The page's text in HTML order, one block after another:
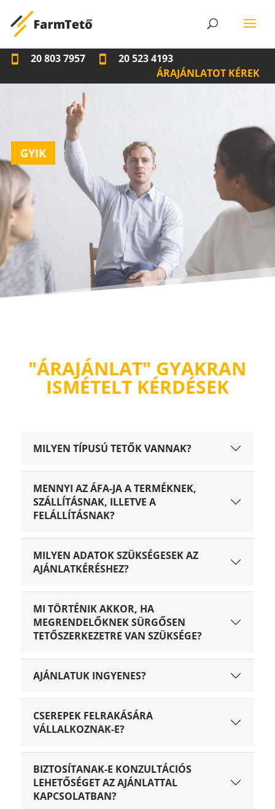
20 803 7957
20 523 4193
ÁRAJÁNLATOT KÉREK
GYIK
"ÁRAJÁNLAT" GYAKRAN
ISMÉTELT KÉRDÉSEK
MILYEN TÍPUSÚ TETŐK VANNAK?
MENNYI AZ ÁFA-JA A TERMÉKNEK,
SZÁLLÍTÁSNAK, ILLETVE A
FELÁLLÍTÁSNAK?
MILYEN ADATOK SZÜKSÉGESEK AZ
AJÁNLATKÉRÉSHEZ?
MI TÖRTÉNIK AKKOR, HA
MEGRENDELŐKNEK SÜRGŐSEN
TETŐSZERKEZETRE VAN SZÜKSÉGE?
AJÁNLATUK INGYENES?
CSEREPEK FELRAKÁSÁRA
VÁLLALKOZNAK-E?
BIZTOSÍTANAK-E KONZULTÁCIÓS
LEHETŐSÉGET AZ AJÁNLATTAL
KAPCSOLATBAN?